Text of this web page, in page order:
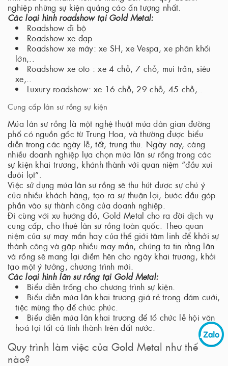
nghiệp những sự kiện quảng cáo ấn tượng nhất.
Các loại hình roadshow tại Gold Metal:
Roadshow đi bộ
Roadshow xe đạp
Roadshow xe máy: xe SH, xe Vespa, xe phân khối
lớn,..
Roadshow xe oto : xe 4 chỗ, 7 chỗ, mui trần, siêu
xe,..
Luxury roadshow: xe 16 chỗ, 29 chỗ, 45 chỗ,..
Cung cấp lân sư rồng sự kiện
Múa lân sư rồng là một nghệ thuật múa dân gian đường
phố có nguồn gốc từ Trung Hoa, và thường được biểu
diễn trong các ngày lễ, tết, trung thu. Ngày nay, càng
nhiều doanh nghiệp lựa chọn múa lân sư rồng trong các
sự kiện khai trương, khánh thành với quan niệm “đầu xui
đuôi lọt”.
Việc sử dụng múa lân sư rồng sẽ thu hút được sự chú ý
của nhiều khách hàng, tạo ra sự thuận lợi, bước đầu góp
phần vào sự thành công của doanh nghiệp.
Đi cùng với xu hướng đó, Gold Metal cho ra đời dịch vụ
cung cấp, cho thuê lân sư rồng toàn quốc. Theo quan
niệm của sự may mắn hay của thế giới tâm linh để khởi sự
thành công và gặp nhiều may mắn, chúng ta tin rằng lân
và rồng sẽ mang lại điềm hên cho ngày khai trương, khởi
tạo một ý tưởng, chương trình mới.
Các loại hình lân sư rồng tại Gold Metal:
Biểu diễn trống cho chương trình sự kiện.
Biểu diễn múa lân khai trương giá rẻ trong đám cưới,
tiệc mừng thọ để chúc phúc.
Biểu diễn múa lân khai trương để tổ chức lễ hội văn
hoá tại tất cả tỉnh thành trên đất nước.
Quy trình làm việc của Gold Metal như thế
nào?